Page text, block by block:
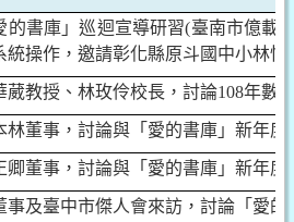
的書庫」巡迴宣導研習(臺南市億載
統操作，邀請彰化縣原斗國中小林
葳教授、林玫伶校長，討論108年數
林董事，討論與「愛的書庫」新年度
卿董事，討論與「愛的書庫」新年度
事及臺中市傑人會來訪，討論「愛